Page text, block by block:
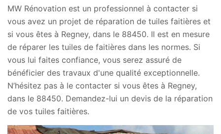
MW Rénovation est un professionnel à contacter si
vous avez un projet de réparation de tuiles faitières et
si vous êtes à Regney, dans le 88450. Il est en mesure
de réparer les tuiles de faitières dans les normes. Si
vous lui faites confiance, vous serez assuré de
bénéficier des travaux d'une qualité exceptionnelle.
N’hésitez pas à le contacter si vous êtes à Regney,
dans le 88450. Demandez-lui un devis de la réparation
de vos tuiles faitières.